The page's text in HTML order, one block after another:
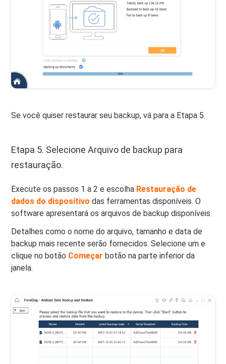
Se você quiser restaurar seu backup, vá para a Etapa 5.
Etapa 5. Selecione Arquivo de backup para
restauração.
Execute os passos 1 a 2 e escolha Restauração de
dados do dispositivo das ferramentas disponíveis. O
software apresentará os arquivos de backup disponíveis.
Detalhes como o nome do arquivo, tamanho e data de
backup mais recente serão fornecidos. Selecione um e
clique no botão Começarbotão na parte inferior da
janela.